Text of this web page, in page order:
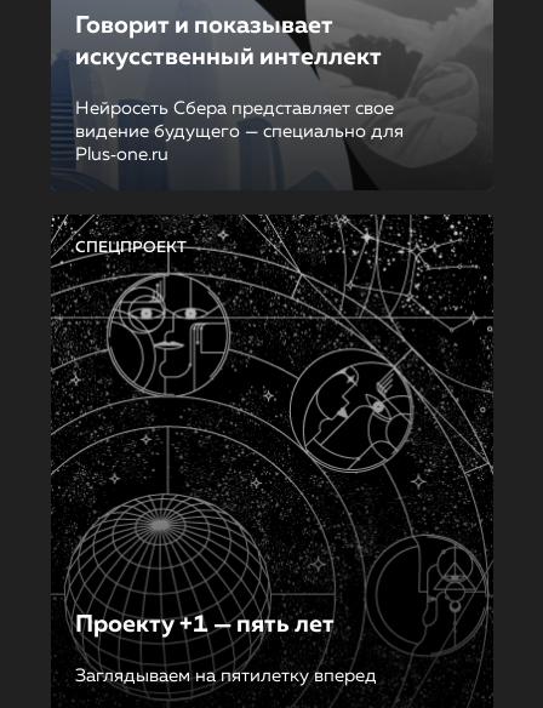
Говорит и показывает
искусственный интеллект
Нейросеть Сбера представляет свое
видение будущего — специально для
Plus‑one.ru
СПЕЦПРОЕКТ
Проекту +1 — пять лет
Заглядываем на пятилетку вперед